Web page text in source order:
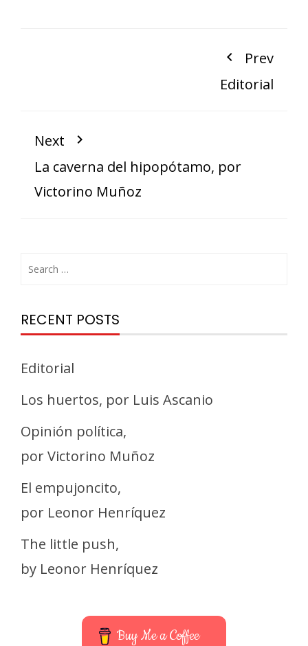
Prev
Editorial
Next
La caverna del hipopótamo, por
Victorino Muñoz
RECENT POSTS
Editorial
Los huertos, por Luis Ascanio
Opinión política,
por Victorino Muñoz
El empujoncito,
por Leonor Henríquez
The little push,
by Leonor Henríquez
Buy Me a Coffee